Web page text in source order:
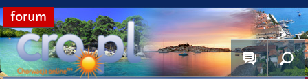
forum